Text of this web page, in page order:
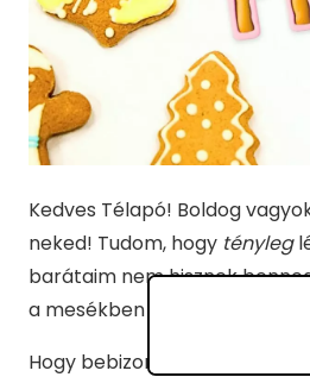
Kedves Télapó! Boldog
neked! Tudom, hogy tényleg
barátaim nem hisznek
a mesékben van Télapó.
Hogy bebizonyítsam nekik az